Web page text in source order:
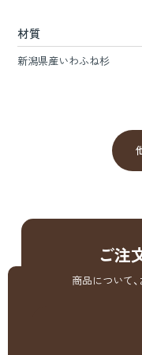
材質
新潟県産いわふね杉
ご注
商品について